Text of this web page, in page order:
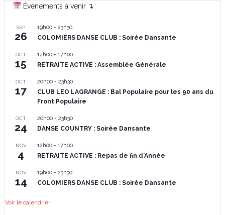
Événements à venir ↴
SEP
26
19h00- 23h30
COLOMIERS DANSE CLUB : Soirée Dansante
OCT
15
14h00- 17h00
RETRAITE ACTIVE : Assemblée Générale
OCT
17
20h00- 23h30
CLUB LEO LAGRANGE : Bal Populaire pour les 90 ans du
Front Populaire
OCT
24
20h00- 23h30
DANSE COUNTRY : Soirée Dansante
NOV
4
12h00- 17h00
RETRAITE ACTIVE : Repas de fin d’Année
NOV
14
19h00- 23h30
COLOMIERS DANSE CLUB : Soirée Dansante
Voir le calendrier